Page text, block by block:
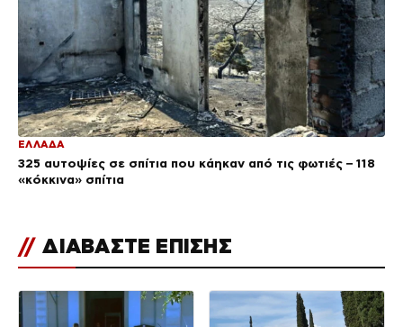
ΕΛΛΑΔΑ
325 αυτοψίες σε σπίτια που κάηκαν από τις φωτιές – 118
«κόκκινα» σπίτια
// ΔΙΑΒΑΣΤΕ ΕΠΙΣΗΣ